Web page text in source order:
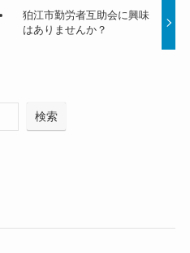
狛江市勤労者互助会に興味
はありませんか？
検索